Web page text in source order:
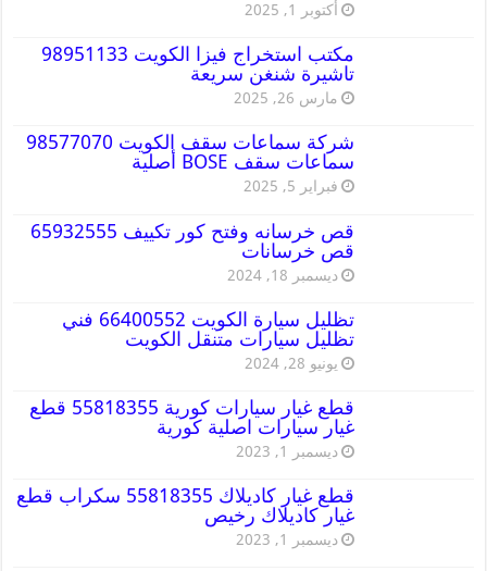
أكتوبر 1, 2025
مكتب استخراج فيزا الكويت 98951133
تاشيرة شنغن سريعة
مارس 26, 2025
شركة سماعات سقف الكويت 98577070
سماعات سقف BOSE أصلية
فبراير 5, 2025
قص خرسانه وفتح كور تكييف 65932555
قص خرسانات
ديسمبر 18, 2024
تظليل سيارة الكويت 66400552 فني
تظليل سيارات متنقل الكويت
يونيو 28, 2024
قطع غيار سيارات كورية 55818355 قطع
غيار سيارات اصلية كورية
ديسمبر 1, 2023
قطع غيار كاديلاك 55818355 سكراب قطع
غيار كاديلاك رخيص
ديسمبر 1, 2023